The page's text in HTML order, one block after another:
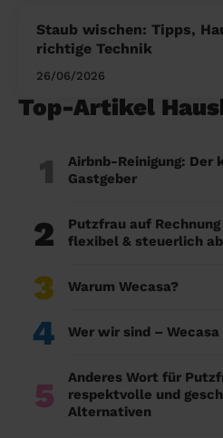
Staub wischen: Tipps,
richtige Technik
26/06/2026
Top-Artikel
1
Airbnb-Reinigung: Der
Gastgeber
2
Putzfrau auf
flexibel & steuerlich
3 Warum Wecasa?
4 Wer wir sind –
5
Anderes Wort für
respektvolle und
Alternativen